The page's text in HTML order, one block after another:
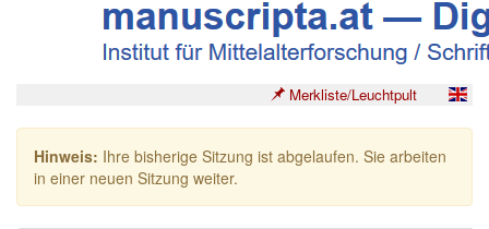
Merkliste/Leuchtpult
Hinweis: Ihre bisherige Sitzung ist abgelaufen. Sie arbeiten
in einer neuen Sitzung weiter.